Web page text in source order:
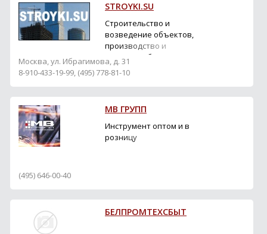
ассортименте
насчитывается более
15000 наименований
товаров. Настоящий сайт
создан специально для
организаций, которые с...
STROYKI.SU
Строительство и
возведение объектов,
производство и
поставка оборудования,
техники, механизмов и
Москва, ул. Ибрагимова, д. 31
8-910-433-19-99, (495) 778-81-10
МВ ГРУПП
Инструмент оптом и в
розницу
(495) 646-00-40
БЕЛПРОМТЕХСБЫТ